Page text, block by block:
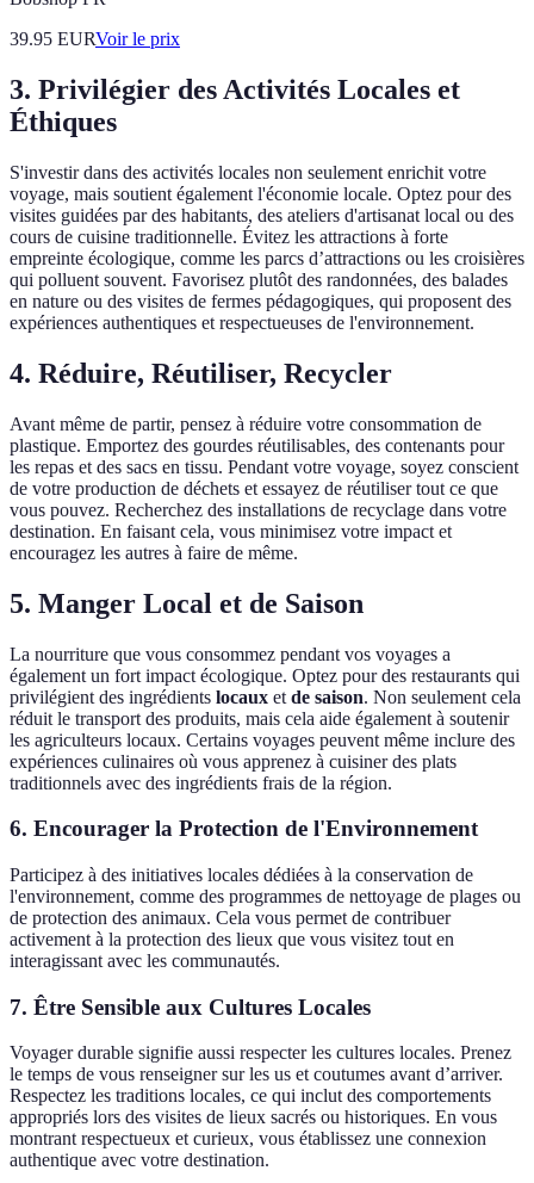
39.95 EURVoir le prix
3. Privilégier des Activités Locales et
Éthiques
S'investir dans des activités locales non seulement enrichit votre
voyage, mais soutient également l'économie locale. Optez pour des
visites guidées par des habitants, des ateliers d'artisanat local ou des
cours de cuisine traditionnelle. Évitez les attractions à forte
empreinte écologique, comme les parcs d’attractions ou les croisières
qui polluent souvent. Favorisez plutôt des randonnées, des balades
en nature ou des visites de fermes pédagogiques, qui proposent des
expériences authentiques et respectueuses de l'environnement.
4. Réduire, Réutiliser, Recycler
Avant même de partir, pensez à réduire votre consommation de
plastique. Emportez des gourdes réutilisables, des contenants pour
les repas et des sacs en tissu. Pendant votre voyage, soyez conscient
de votre production de déchets et essayez de réutiliser tout ce que
vous pouvez. Recherchez des installations de recyclage dans votre
destination. En faisant cela, vous minimisez votre impact et
encouragez les autres à faire de même.
5. Manger Local et de Saison
La nourriture que vous consommez pendant vos voyages a
également un fort impact écologique. Optez pour des restaurants qui
privilégient des ingrédients locaux et de saison. Non seulement cela
réduit le transport des produits, mais cela aide également à soutenir
les agriculteurs locaux. Certains voyages peuvent même inclure des
expériences culinaires où vous apprenez à cuisiner des plats
traditionnels avec des ingrédients frais de la région.
6. Encourager la Protection de l'Environnement
Participez à des initiatives locales dédiées à la conservation de
l'environnement, comme des programmes de nettoyage de plages ou
de protection des animaux. Cela vous permet de contribuer
activement à la protection des lieux que vous visitez tout en
interagissant avec les communautés.
7. Être Sensible aux Cultures Locales
Voyager durable signifie aussi respecter les cultures locales. Prenez
le temps de vous renseigner sur les us et coutumes avant d’arriver.
Respectez les traditions locales, ce qui inclut des comportements
appropriés lors des visites de lieux sacrés ou historiques. En vous
montrant respectueux et curieux, vous établissez une connexion
authentique avec votre destination.